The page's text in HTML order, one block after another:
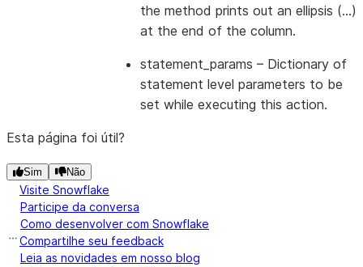
the method prints out an ellipsis (…)
at the end of the column.
statement_params – Dictionary of
statement level parameters to be
set while executing this action.
Esta página foi útil?
Sim Não
Visite Snowflake
Participe da conversa
Como desenvolver com Snowflake
Compartilhe seu feedback
Leia as novidades em nosso blog